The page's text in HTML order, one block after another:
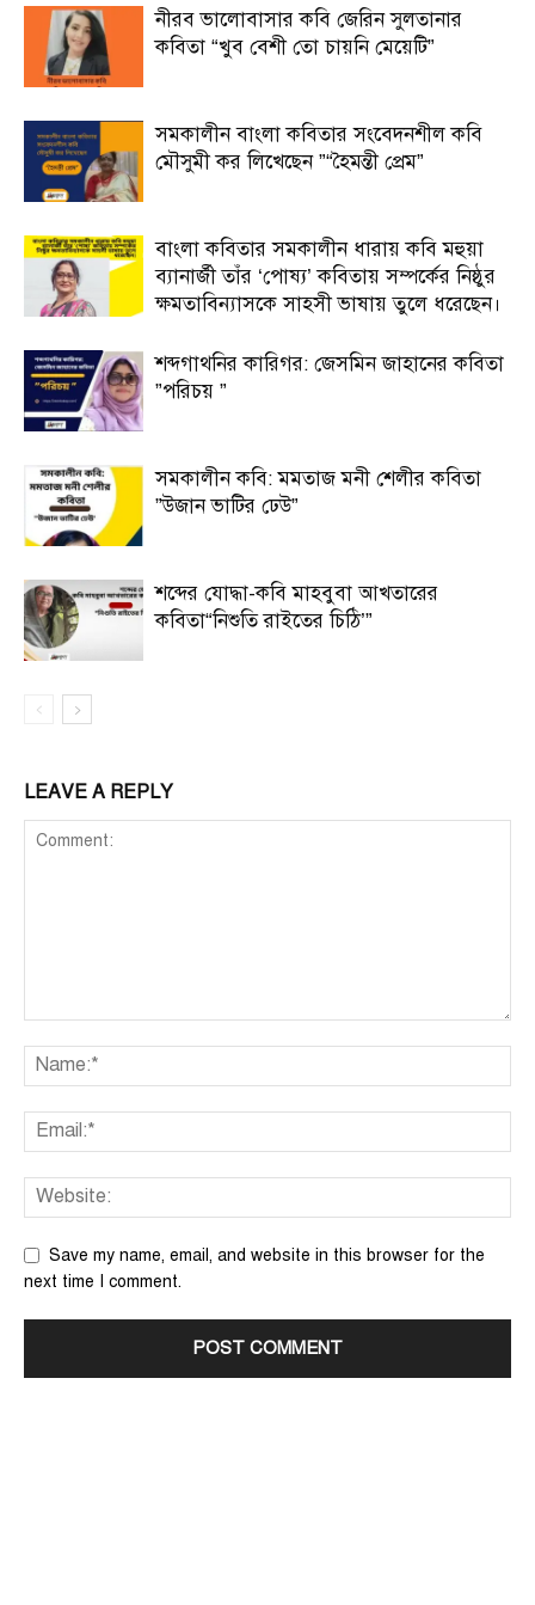
নীরব ভালোবাসার কবি জেরিন সুলতানার
কবিতা “খুব বেশী তো চায়নি মেয়েটি”
সমকালীন বাংলা কবিতার সংবেদনশীল কবি
মৌসুমী কর লিখেছেন ”“হৈমন্তী প্রেম”
বাংলা কবিতার সমকালীন ধারায় কবি মহুয়া
ব্যানার্জী তাঁর ‘পোষ্য’ কবিতায় সম্পর্কের নিষ্ঠুর
ক্ষমতাবিন্যাসকে সাহসী ভাষায় তুলে ধরেছেন।
শব্দগাথনির কারিগর: জেসমিন জাহানের কবিতা
”পরিচয় ”
সমকালীন কবি: মমতাজ মনী শেলীর কবিতা
”উজান ভাটির ঢেউ”
শব্দের যোদ্ধা-কবি মাহবুবা আখতারের
কবিতা“নিশুতি রাইতের চিঠি’”
LEAVE A REPLY
Save my name, email, and website in this browser for the
next time I comment.